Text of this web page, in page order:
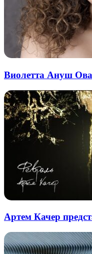
Виолетта Ануш
Артем Качер